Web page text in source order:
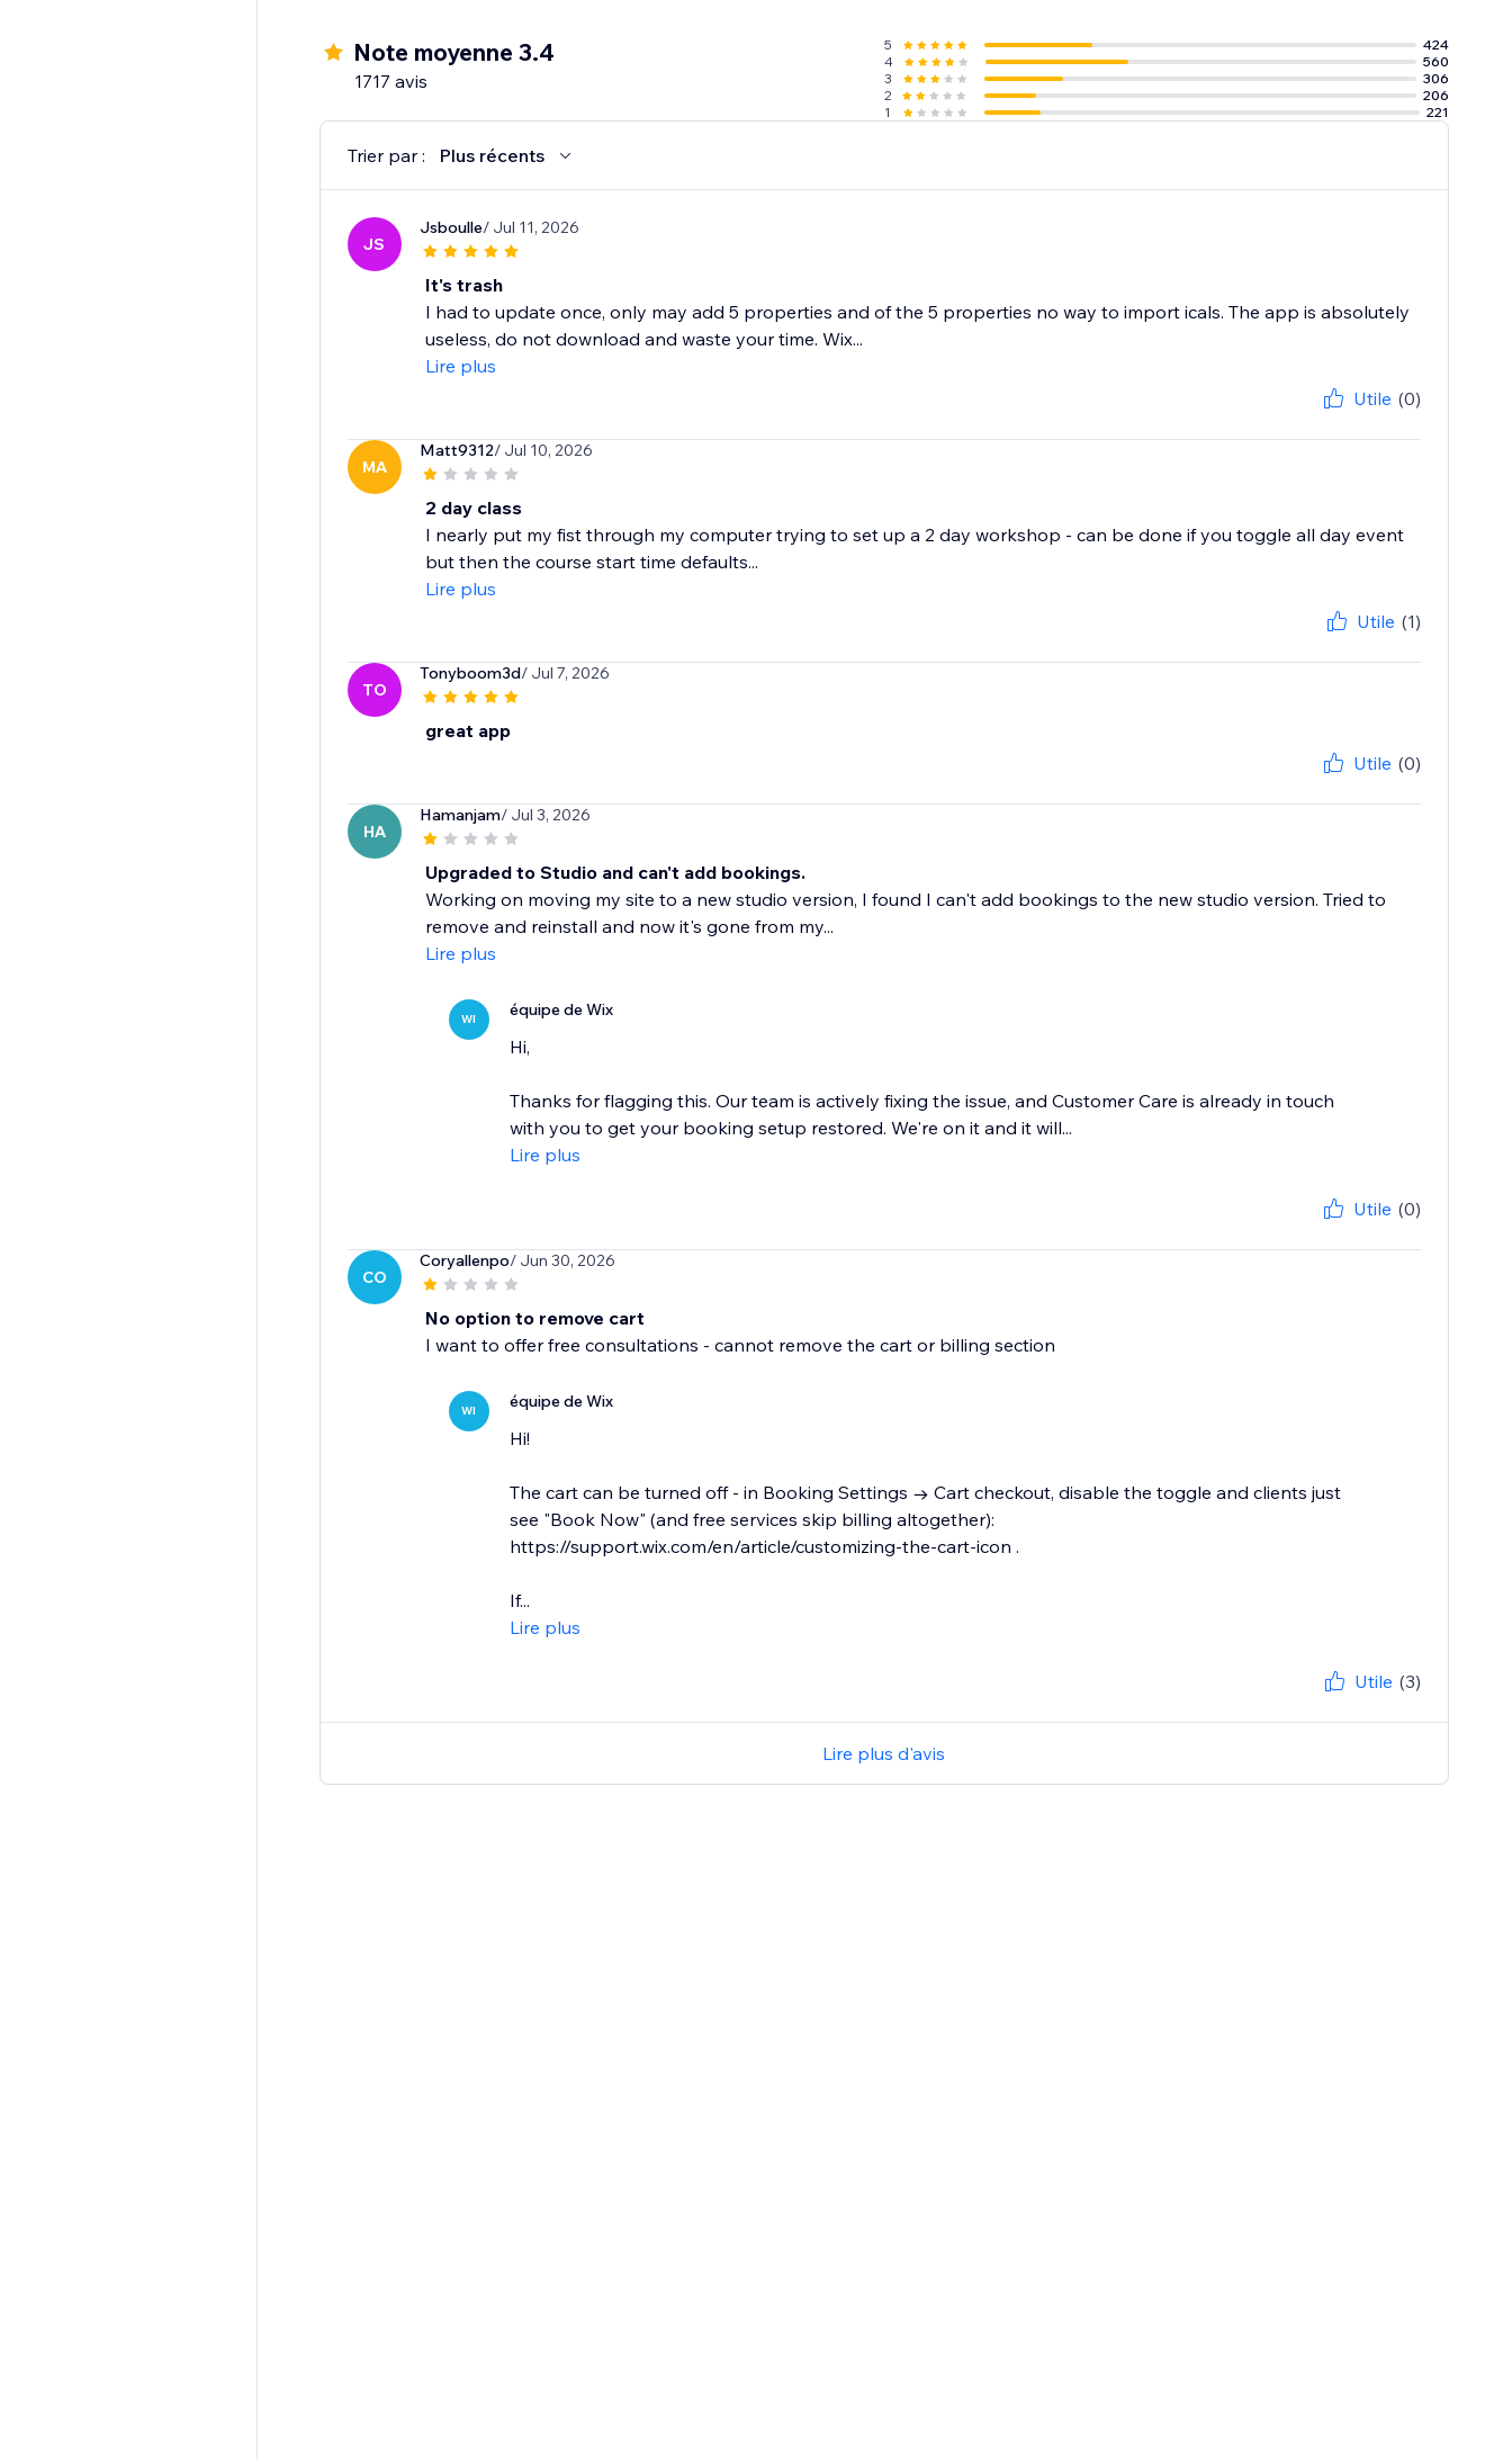
Note moyenne 3.4
1717 avis
5
424
4
560
3
306
2
206
1
221
Trier par : Plus récents
JS
Jsboulle/ Jul 11, 2026
It's trash
I had to update once, only may add 5 properties and of the 5 properties no way to import icals. The app is absolutely
useless, do not download and waste your time. Wix...
Lire plus
Utile (0)
MA
Matt9312/ Jul 10, 2026
2 day class
I nearly put my fist through my computer trying to set up a 2 day workshop - can be done if you toggle all day event
but then the course start time defaults...
Lire plus
Utile (1)
TO
Tonyboom3d/ Jul 7, 2026
great app
Utile (0)
HA
Hamanjam/ Jul 3, 2026
Upgraded to Studio and can't add bookings.
Working on moving my site to a new studio version, I found I can't add bookings to the new studio version. Tried to
remove and reinstall and now it's gone from my...
Lire plus
WI équipe de Wix
Hi,
Thanks for flagging this. Our team is actively fixing the issue, and Customer Care is already in touch
with you to get your booking setup restored. We're on it and it will...
Lire plus
Utile (0)
CO
Coryallenpo/ Jun 30, 2026
No option to remove cart
I want to offer free consultations - cannot remove the cart or billing section
WI équipe de Wix
Hi!
The cart can be turned off - in Booking Settings → Cart checkout, disable the toggle and clients just
see "Book Now" (and free services skip billing altogether):
https://support.wix.com/en/article/customizing-the-cart-icon .
If...
Lire plus
Utile (3)
Lire plus d'avis